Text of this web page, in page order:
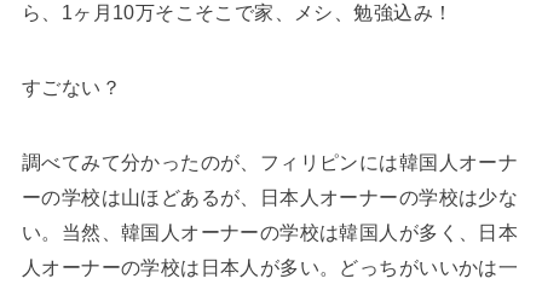
ら、1ヶ月10万そこそこで家、メシ、勉強込み！
すごない？
調べてみて分かったのが、フィリピンには韓国人オーナ
ーの学校は山ほどあるが、日本人オーナーの学校は少な
い。当然、韓国人オーナーの学校は韓国人が多く、日本
人オーナーの学校は日本人が多い。どっちがいいかは一